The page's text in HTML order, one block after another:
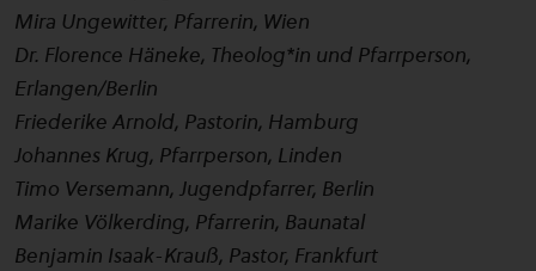
Mira Ungewitter, Pfarrerin, Wien
Dr. Florence Häneke, Theolog*in und Pfarrperson,
Erlangen/Berlin
Friederike Arnold, Pastorin, Hamburg
Johannes Krug, Pfarrperson, Linden
Timo Versemann, Jugendpfarrer, Berlin
Marike Völkerding, Pfarrerin, Baunatal
Benjamin Isaak-Krauß, Pastor, Frankfurt